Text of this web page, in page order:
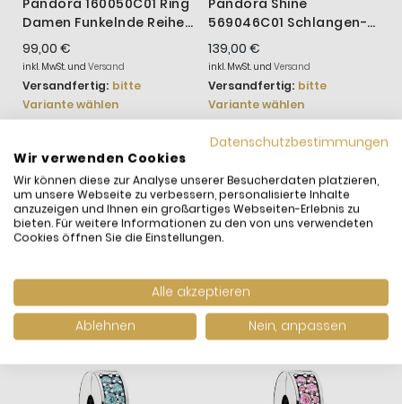
Damen Funkelnde Reihe
Ewigkeit 14k Vergoldet
99,00 €
inkl. MwSt. und Versand
Versandfertig: bitte
Variante wählen
569046C01 Schlangen-
Gliederarmband
Funkelndes Crown O
139,00 €
inkl. MwSt. und Versand
Versandfertig: bitte
Variante wählen
WIR HABEN ANDERE
PRODUKTE GEFUNDEN,
DIE IHNEN GEFALLEN
Datenschutzbestimmungen
Wir verwenden Cookies
Wir können diese zur Analyse unserer Besucherdaten platzieren,
um unsere Webseite zu verbessern, personalisierte Inhalte
anzuzeigen und Ihnen ein großartiges Webseiten-Erlebnis zu
bieten. Für weitere Informationen zu den von uns verwendeten
Cookies öffnen Sie die Einstellungen.
Alle akzeptieren
Ablehnen
Nein, anpassen